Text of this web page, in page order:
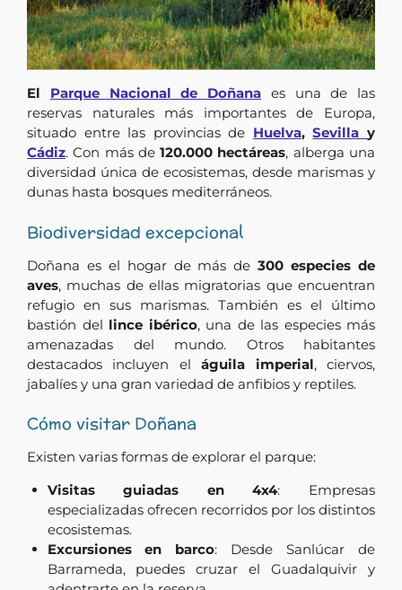
El Parque Nacional de Doñana es una de las
reservas naturales más importantes de Europa,
situado entre las provincias de Huelva,Sevillay
Cádiz. Con más de120.000 hectáreas, alberga una
diversidad única de ecosistemas, desde marismas y
dunas hasta bosques mediterráneos.
Biodiversidad excepcional
Doñana es el hogar de más de300 especies de
aves, muchas de ellas migratorias que encuentran
refugio en sus marismas. También es el último
bastión del lince ibérico, una de las especies más
amenazadas del mundo. Otros habitantes
destacados incluyen eláguila imperial, ciervos,
jabalíes y una gran variedad de anfibios y reptiles.
Cómo visitar Doñana
Existen varias formas de explorar el parque:
Visitas guiadas en 4x4: Empresas
especializadas ofrecen recorridos por los distintos
ecosistemas.
Excursiones en barco: Desde Sanlúcar de
Barrameda, puedes cruzar el Guadalquivir y